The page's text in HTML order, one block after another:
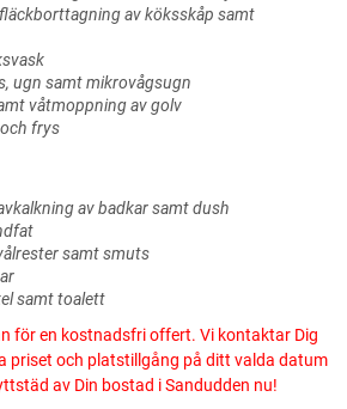
av köksskåp samt
ugn samt mikrovågsugn
våtmoppning av golv
frys
av badkar samt dush
samt smuts
samt toalett
för en kostnadsfri offert. Vi kontaktar Dig
priset och platstillgång på ditt valda datum
av Din bostad i Sandudden nu!